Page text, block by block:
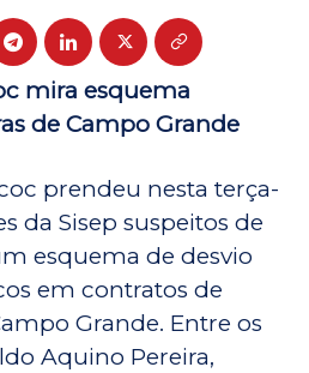
mira esquema
de Campo Grande
prendeu nesta terça-
da Sisep suspeitos de
esquema de desvio
em contratos de
Grande. Entre os
Aquino Pereira,